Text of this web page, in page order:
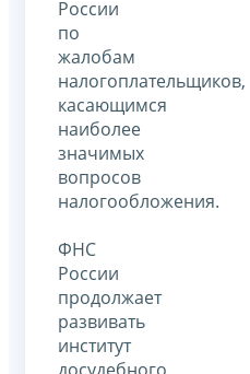
России
по
жалобам
налогоплательщиков,
касающимся
наиболее
значимых
вопросов
налогообложения.
ФНС
России
продолжает
развивать
институт